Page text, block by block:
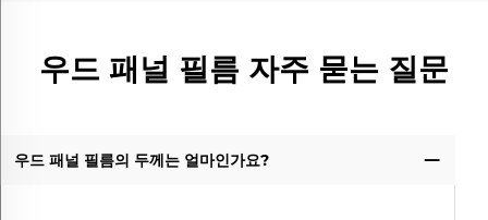
우드 패널 필름 자주 묻는 질문
우드 패널 필름의 두께는 얼마인가요?